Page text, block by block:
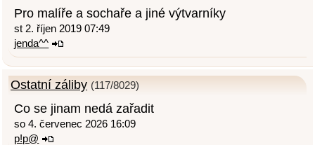
Pro malíře a sochaře a jiné výtvarníky
st 2. říjen 2019 07:49
jenda^^
Ostatní záliby (117/8029)
Co se jinam nedá zařadit
so 4. červenec 2026 16:09
p!p@